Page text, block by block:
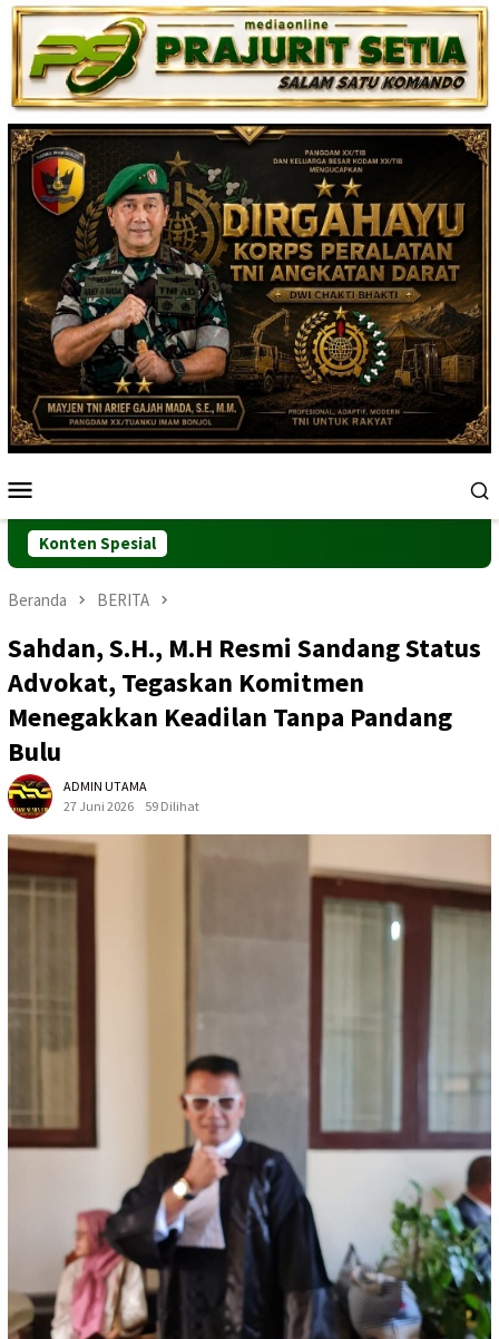
Loncat
ke
konten
Mobile
Konten Spesial
Beranda BERITA
Sahdan, S.H., M.H Resmi Sandang Status
Advokat, Tegaskan Komitmen
Menegakkan Keadilan Tanpa Pandang
Bulu
ADMIN UTAMA
27 Juni 2026
59 Dilihat